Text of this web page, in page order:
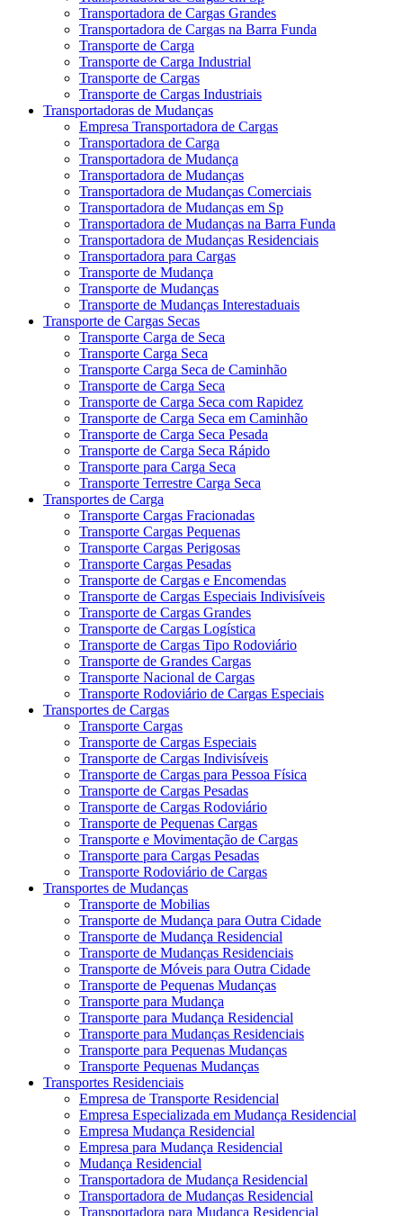
Transportadora de Cargas Grandes
Transportadora de Cargas na Barra Funda
Transporte de Carga
Transporte de Carga Industrial
Transporte de Cargas
Transporte de Cargas Industriais
Transportadoras de Mudanças
Empresa Transportadora de Cargas
Transportadora de Carga
Transportadora de Mudança
Transportadora de Mudanças
Transportadora de Mudanças Comerciais
Transportadora de Mudanças em Sp
Transportadora de Mudanças na Barra Funda
Transportadora de Mudanças Residenciais
Transportadora para Cargas
Transporte de Mudança
Transporte de Mudanças
Transporte de Mudanças Interestaduais
Transporte de Cargas Secas
Transporte Carga de Seca
Transporte Carga Seca
Transporte Carga Seca de Caminhão
Transporte de Carga Seca
Transporte de Carga Seca com Rapidez
Transporte de Carga Seca em Caminhão
Transporte de Carga Seca Pesada
Transporte de Carga Seca Rápido
Transporte para Carga Seca
Transporte Terrestre Carga Seca
Transportes de Carga
Transporte Cargas Fracionadas
Transporte Cargas Pequenas
Transporte Cargas Perigosas
Transporte Cargas Pesadas
Transporte de Cargas e Encomendas
Transporte de Cargas Especiais Indivisíveis
Transporte de Cargas Grandes
Transporte de Cargas Logística
Transporte de Cargas Tipo Rodoviário
Transporte de Grandes Cargas
Transporte Nacional de Cargas
Transporte Rodoviário de Cargas Especiais
Transportes de Cargas
Transporte Cargas
Transporte de Cargas Especiais
Transporte de Cargas Indivisíveis
Transporte de Cargas para Pessoa Física
Transporte de Cargas Pesadas
Transporte de Cargas Rodoviário
Transporte de Pequenas Cargas
Transporte e Movimentação de Cargas
Transporte para Cargas Pesadas
Transporte Rodoviário de Cargas
Transportes de Mudanças
Transporte de Mobilias
Transporte de Mudança para Outra Cidade
Transporte de Mudança Residencial
Transporte de Mudanças Residenciais
Transporte de Móveis para Outra Cidade
Transporte de Pequenas Mudanças
Transporte para Mudança
Transporte para Mudança Residencial
Transporte para Mudanças Residenciais
Transporte para Pequenas Mudanças
Transporte Pequenas Mudanças
Transportes Residenciais
Empresa de Transporte Residencial
Empresa Especializada em Mudança Residencial
Empresa Mudança Residencial
Empresa para Mudança Residencial
Mudança Residencial
Transportadora de Mudança Residencial
Transportadora de Mudanças Residencial
Transportadora para Mudança Residencial